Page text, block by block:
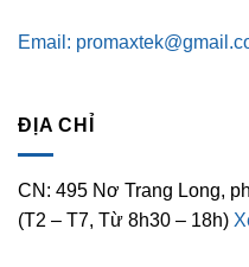
Email:
ĐỊA CHỈ
CN: 495 Nơ Trang Long,
(T2 – T7, Từ 8h30 – 18h)